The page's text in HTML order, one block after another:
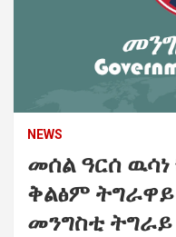
NEWS
መሰል ዓርሰ
ቅልፅም
መንግስቲ